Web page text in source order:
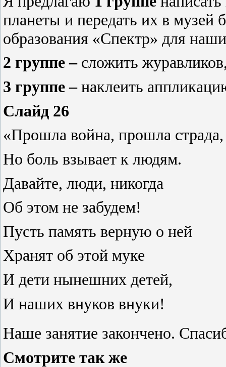
планеты и передать их в музей
образования «Спектр» для
2 группе –сложить
3 группе –наклеить
Слайд 26
«Прошла война, прошла страда,
Но боль взывает к людям.
Давайте, люди, никогда
Об этом не забудем!
Пусть память верную о ней
Хранят об этой муке
И дети нынешних детей,
И наших внуков внуки!
Наше занятие закончено.
Смотрите так же